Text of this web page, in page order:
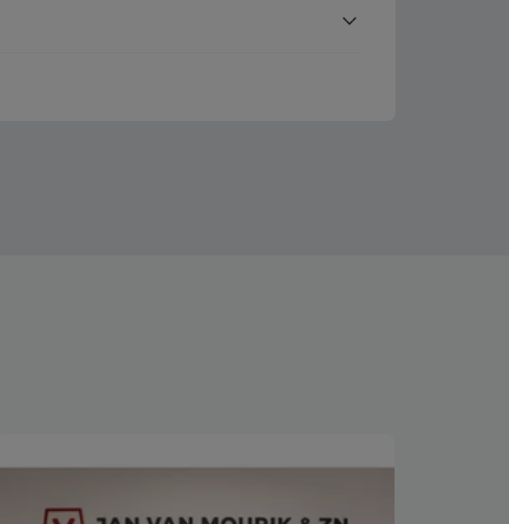
Bekijk deze auto